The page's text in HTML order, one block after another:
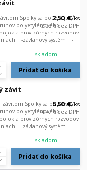
Spojky sa používajú
polyetylénového
a provizórnych rozvodov
-závlahový systém -
2,50 €/ks
2,03 €bez DPH
skladom
Pridať do košíka
závit
závitom Spojky sa používajú
polyetylénového
a provizórnych rozvodov
-závlahový systém -
5,50 €/ks
4,47 €bez DPH
skladom
Pridať do košíka